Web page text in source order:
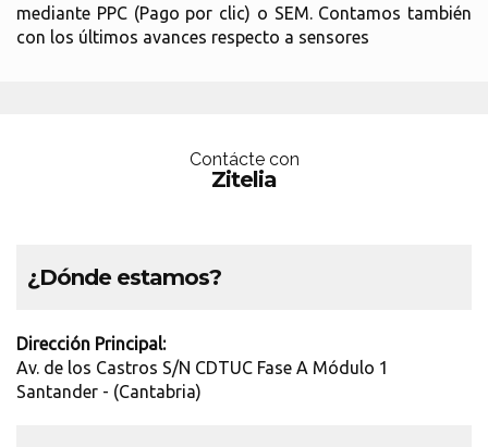
mediante PPC (Pago por clic) o SEM. Contamos también
con los últimos avances respecto a sensores
Contácte con
Zitelia
¿Dónde estamos?
Dirección Principal:
Av. de los Castros S/N CDTUC Fase A Módulo 1
Santander - (Cantabria)